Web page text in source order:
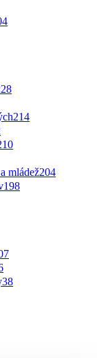
214
mládež204
198
38